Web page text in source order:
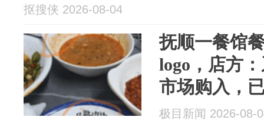
抠搜侠 2026-08-04
抚顺一餐馆
logo，店方
市场购入，
极目新闻 2026-08-